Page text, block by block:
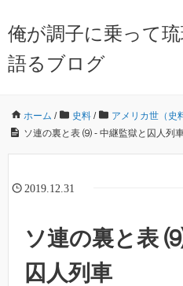
俺が調子に乗って
語るブログ
ホーム / 史料 / アメリカ世（史
ソ連の裏と表 ⑼ - 中継監獄と囚人列
2019.12.31
ソ連の裏と表
囚人列車